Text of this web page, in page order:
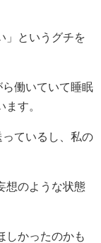
」というグチを
働いていて睡眠
す。
ているし、私の
想のような状態
しかったのかも